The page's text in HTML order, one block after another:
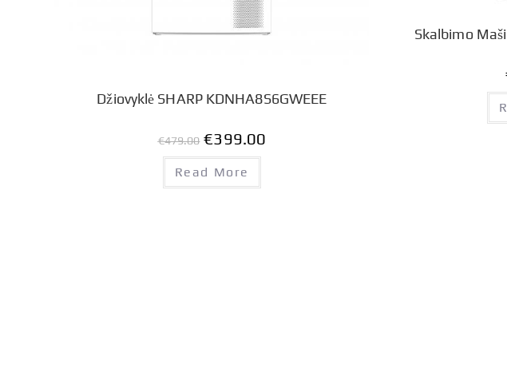
Džiovyklė SHARP KDNHA8S6GWEEE
€479.00 €399.00
Read More
Skalbimo